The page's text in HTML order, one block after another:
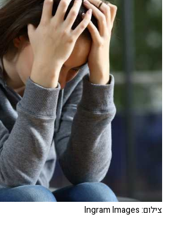
צילום: Ingram Images